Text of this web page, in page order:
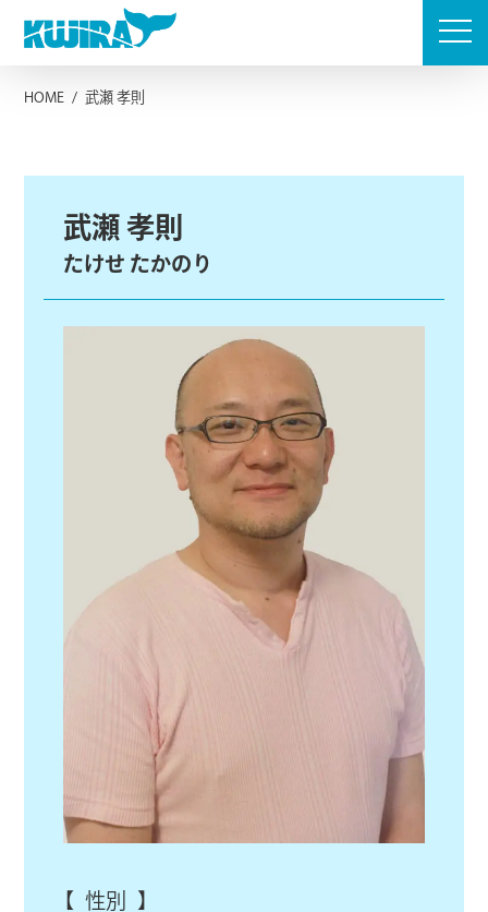
Skip
content
HOME / 武瀬 孝則
武瀬 孝則
たけせ たかのり
【 性別 】